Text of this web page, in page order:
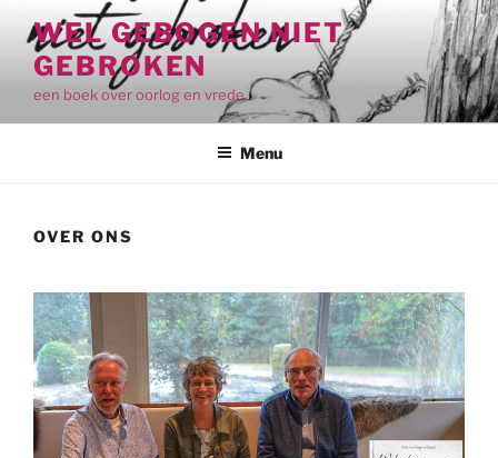
naar
inhoud
WEL GEBOGEN NIET
GEBROKEN
een boek over oorlog en vrede
Menu
OVER ONS